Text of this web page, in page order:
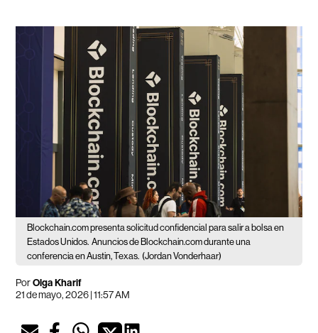
Blockchain.com presenta solicitud confidencial para salir a bolsa en
Estados Unidos. Anuncios de Blockchain.com durante una
conferencia en Austin, Texas. (Jordan Vonderhaar)
PorOlga Kharif
21 de mayo, 2026 | 11:57 AM